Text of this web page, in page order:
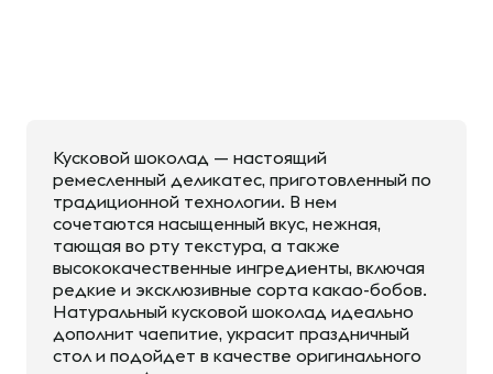
Кусковой шоколад — настоящий
ремесленный деликатес, приготовленный по
традиционной технологии. В нем
сочетаются насыщенный вкус, нежная,
тающая во рту текстура, а также
высококачественные ингредиенты, включая
редкие и эксклюзивные сорта какао-бобов.
Натуральный кусковой шоколад идеально
дополнит чаепитие, украсит праздничный
стол и подойдет в качестве оригинального